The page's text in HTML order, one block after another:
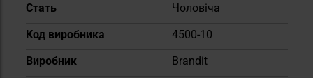
Cтать
Чоловіча
Код виробника
4500-10
Виробник
Brandit